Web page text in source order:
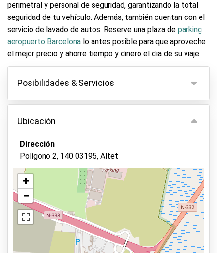
perimetral y personal de seguridad, garantizando la total
seguridad de tu vehículo. Además, también cuentan con el
servicio de lavado de autos. Reserve una plaza de parking
aeropuerto Barcelona lo antes posible para que aproveche
el mejor precio y ahorre tiempo y dinero el día de su viaje.
Posibilidades & Servicios
Posibilidades
Aparcamiento interior
Sin entrega de llaves
Asfalto o pavimento
Lavado de vehículos
Cámara de video-vigilancia
Guardia de seguridad en el recinto
Iluminación exterior
Parking seguro
Ubicación
Dirección
Polígono 2, 140 03195, Altet
Ver en el mapa
+
−